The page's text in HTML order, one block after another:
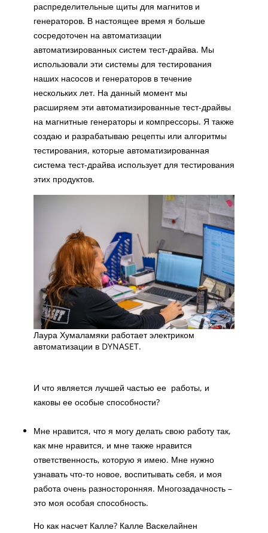
распределительные щиты для магнитов и
генераторов. В настоящее время я больше
сосредоточен на автоматизации
автоматизированных систем тест-драйва. Мы
использовали эти системы для тестирования
наших насосов и генераторов в течение
нескольких лет. На данный момент мы
расширяем эти автоматизированные тест-драйвы
на магнитные генераторы и компрессоры. Я также
создаю и разрабатываю рецепты или алгоритмы
тестирования, которые автоматизированная
система тест-драйва использует для тестирования
этих продуктов.
Лаура Хумаламяки работает электриком
автоматизации в DYNASET.
И что является лучшей частью ее работы, и
каковы ее особые способности?
Мне нравится, что я могу делать свою работу так,
как мне нравится, и мне также нравится
ответственность, которую я имею. Мне нужно
узнавать что-то новое, воспитывать себя, и моя
работа очень разносторонняя. Многозадачность –
это моя особая способность.
Но как насчет Калле? Калле Васкелайнен